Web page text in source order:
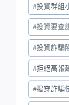
#投資群組
#投資要查
#投資詐騙
#拒絕高報
#揭穿詐騙